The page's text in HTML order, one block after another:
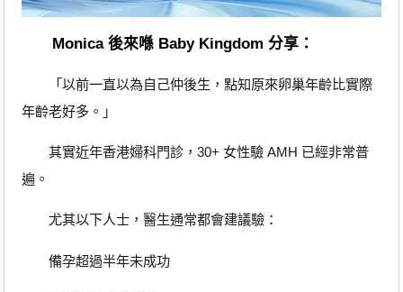
Monica 後來喺 Baby Kingdom 分享：
「以前一直以為自己仲後生，點知原來卵巢年齡比實際
年齡老好多。」
其實近年香港婦科門診，30+ 女性驗 AMH 已經非常普
遍。
尤其以下人士，醫生通常都會建議驗：
備孕超過半年未成功